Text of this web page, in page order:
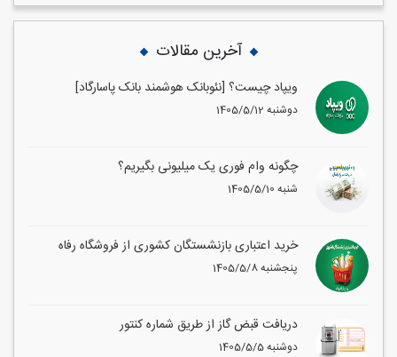
آخرین مقالات
ویپاد چیست؟ [نئوبانک هوشمند بانک پاسارگاد]
1405/5/12 دوشنبه
چگونه وام فوری یک میلیونی بگیریم؟
1405/5/10 شنبه
خرید اعتباری بازنشستگان کشوری از فروشگاه رفاه
1405/5/8 پنجشنبه
دریافت قبض گاز از طریق شماره کنتور
1405/5/5 دوشنبه